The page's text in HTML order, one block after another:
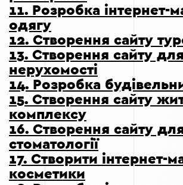
11. Розробка інтернет-
одягу
12. Створення сайту
13. Створення сайту
нерухомості
14. Розробка
15. Створення сайту
комплексу
16. Створення сайту
стоматології
17. Створити інтернет-
косметики